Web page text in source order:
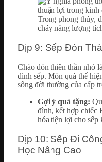
Trong phong thủy,
chảy năng lượng
Dịp 9: Sếp Đón
Chào đón thiên thần nhỏ
đình sếp. Món quà thể
sống đời thường của cấp
Gợi ý quà tặng:
đình, kết hợp chiếc
hóa tiện lợi cho sếp
Dịp 10: Sếp Đi
Học Nâng Cao